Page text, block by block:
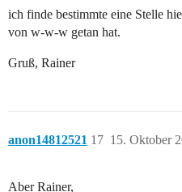
ich finde bestimmte eine Stelle
von w-w-w getan hat.
Gruß, Rainer
anon14812521 15. Oktober
17
Aber Rainer,